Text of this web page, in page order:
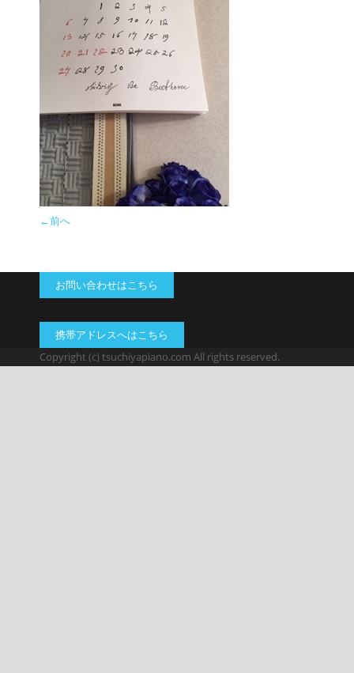
←前へ
お問い合わせはこちら
携帯アドレスへはこちら
Copyright (c) tsuchiyapiano.com All rights reserved.